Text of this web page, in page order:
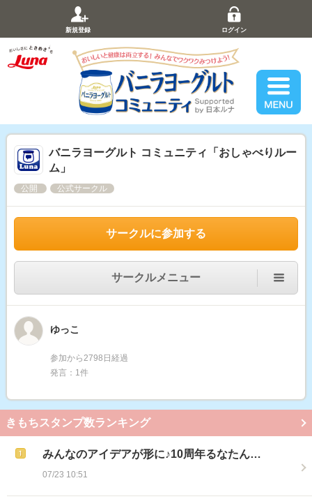
新規登録 ログイン
バニラヨーグルト コミュニティ「おしゃべりルー
ム」
公開 公式サークル
サークルに参加する
サークルメニュー
ゆっこ
参加から2798日経過
発言：1件
きもちスタンプ数ランキング
みんなのアイデアが形に♪10周年るなたん…
07/23 10:51